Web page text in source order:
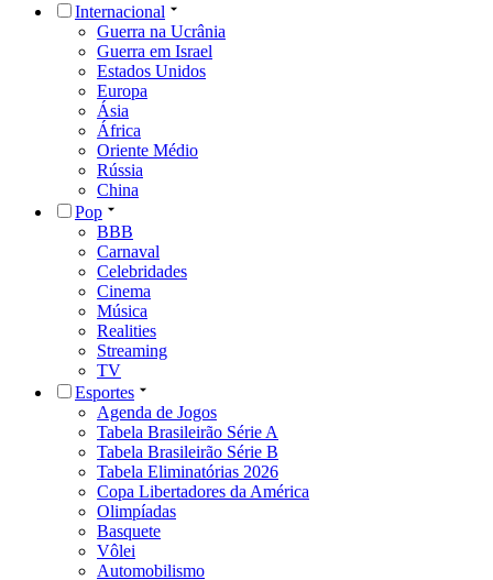
Internacional
Guerra na Ucrânia
Guerra em Israel
Estados Unidos
Europa
Ásia
África
Oriente Médio
Rússia
China
Pop
BBB
Carnaval
Celebridades
Cinema
Música
Realities
Streaming
TV
Esportes
Agenda de Jogos
Tabela Brasileirão Série A
Tabela Brasileirão Série B
Tabela Eliminatórias 2026
Copa Libertadores da América
Olimpíadas
Basquete
Vôlei
Automobilismo